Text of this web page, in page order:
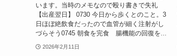
います。当時のメモなので殴り書きで失礼
【出産翌日】 0730 今日から歩くとのこと。3
日ほぼ絶飲食だったので血管が細く注射がし
づらそう0745 朝食を完食 腸機能の回復を...
2026年2月11日